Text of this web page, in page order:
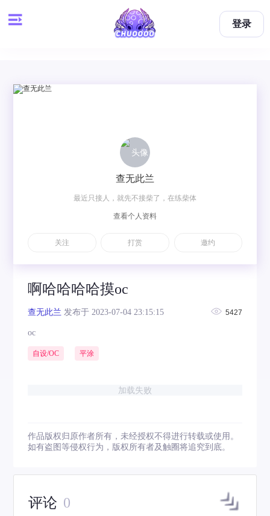
登录
啊哈哈哈哈摸oc
查无此兰 发布于 2023-07-04 23:15:15 5427
oc
自设/OC 平涂
加载失败
作品版权归原作者所有，未经授权不得进行转载或使用。
如有盗图等侵权行为，版权所有者及触圈将追究到底。
评论 0
查无此兰
最近只接人，就先不接柴了，在练柴体
查看个人资料
关注 打赏 邀约